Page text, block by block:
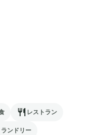
レストラン
ランドリー